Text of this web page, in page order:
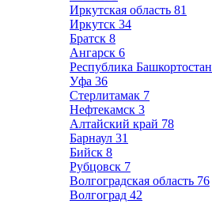
Иркутская область 81
Иркутск 34
Братск 8
Ангарск 6
Республика Башкортостан
Уфа 36
Стерлитамак 7
Нефтекамск 3
Алтайский край 78
Барнаул 31
Бийск 8
Рубцовск 7
Волгоградская область 76
Волгоград 42